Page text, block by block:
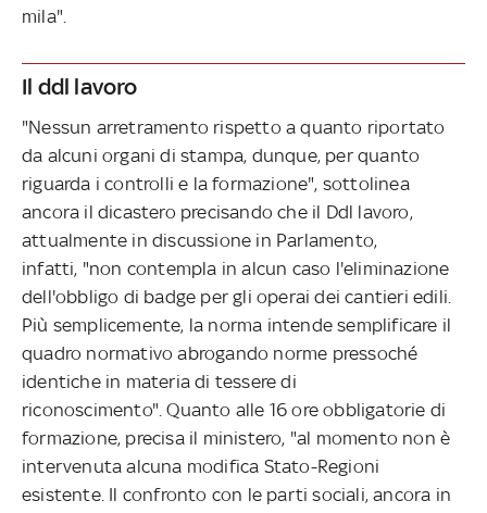
mila".
Il ddl lavoro
"Nessun arretramento rispetto a quanto riportato
da alcuni organi di stampa, dunque, per quanto
riguarda i controlli e la formazione", sottolinea
ancora il dicastero precisando che il Ddl lavoro,
attualmente in discussione in Parlamento,
infatti, "non contempla in alcun caso l'eliminazione
dell'obbligo di badge per gli operai dei cantieri edili.
Più semplicemente, la norma intende semplificare il
quadro normativo abrogando norme pressoché
identiche in materia di tessere di
riconoscimento". Quanto alle 16 ore obbligatorie di
formazione, precisa il ministero, "al momento non è
intervenuta alcuna modifica Stato-Regioni
esistente. Il confronto con le parti sociali, ancora in